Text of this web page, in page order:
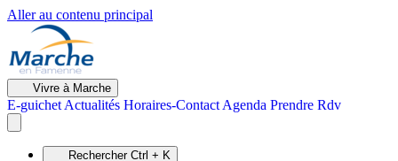
Aller au contenu principal
Vivre à Marche
E-guichet Actualités Horaires-Contact Agenda Prendre Rdv
Rechercher Ctrl + K